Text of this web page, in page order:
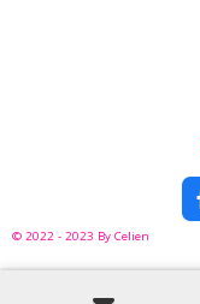
© 2022 - 2023 By Celien